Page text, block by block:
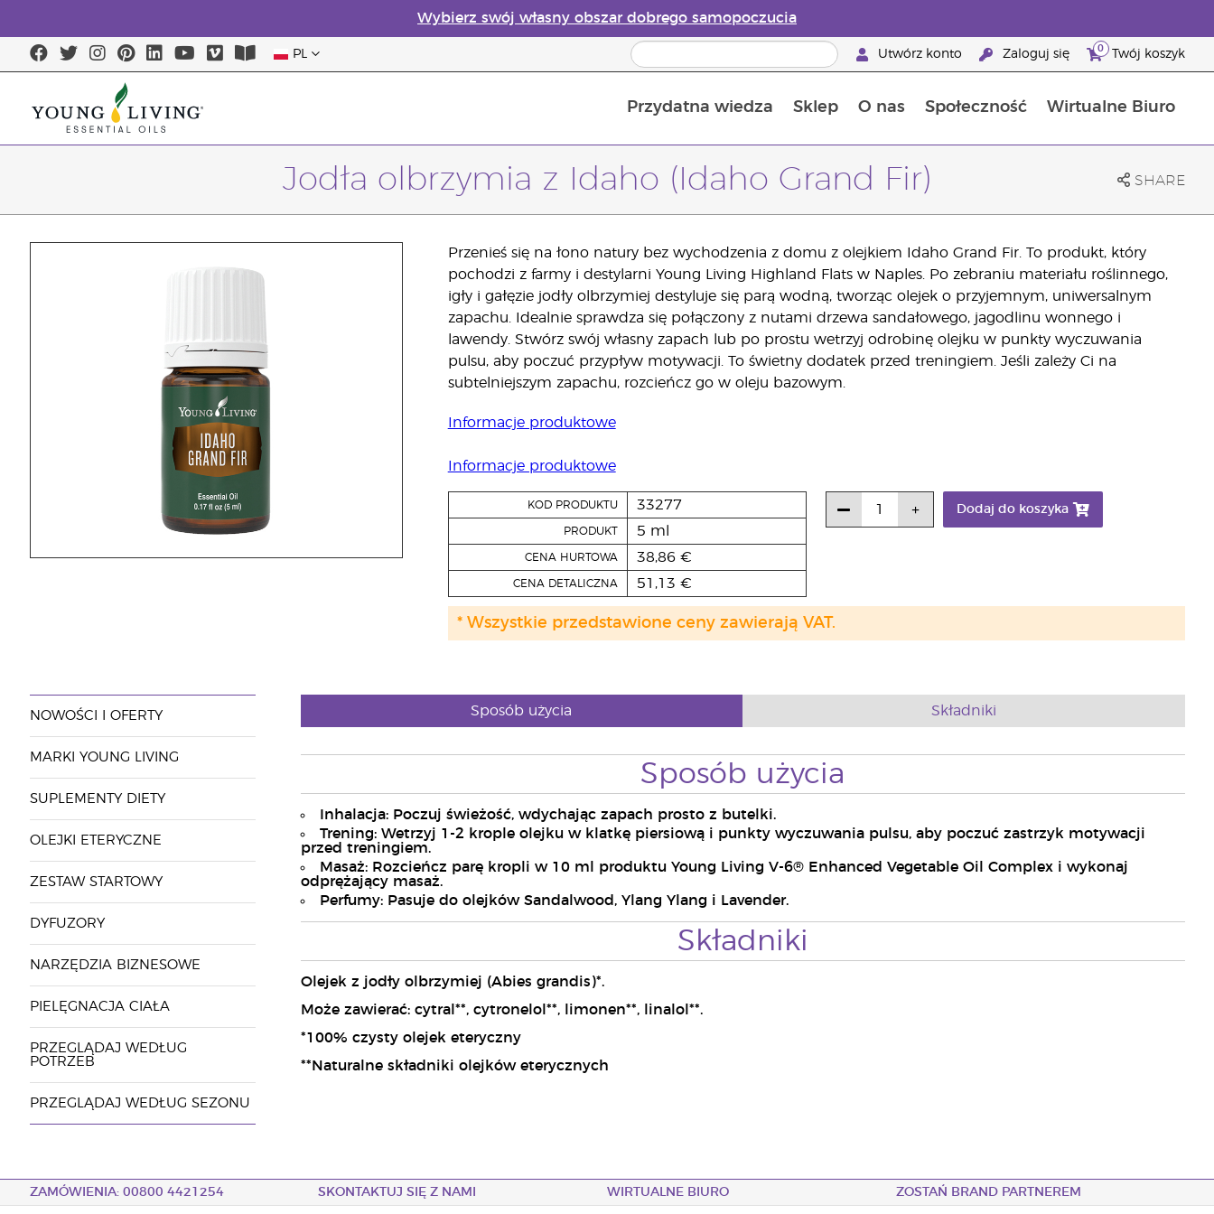
Wybierz swój własny obszar dobrego samopoczucia
PL Utwórz konto Zaloguj się 0 Twój koszyk
Przydatna wiedza Sklep O nas Społeczność Wirtualne Biuro
Jodła olbrzymia z Idaho (Idaho Grand Fir) SHARE
Przenieś się na łono natury bez wychodzenia z domu z olejkiem Idaho Grand Fir. To produkt, który
pochodzi z farmy i destylarni Young Living Highland Flats w Naples. Po zebraniu materiału roślinnego,
igły i gałęzie jodły olbrzymiej destyluje się parą wodną, tworząc olejek o przyjemnym, uniwersalnym
zapachu. Idealnie sprawdza się połączony z nutami drzewa sandałowego, jagodlinu wonnego i
lawendy. Stwórz swój własny zapach lub po prostu wetrzyj odrobinę olejku w punkty wyczuwania
pulsu, aby poczuć przypływ motywacji. To świetny dodatek przed treningiem. Jeśli zależy Ci na
subtelniejszym zapachu, rozcieńcz go w oleju bazowym.
Informacje produktowe
Informacje produktowe
KOD PRODUKTU 33277
PRODUKT 5 ml
CENA HURTOWA 38,86 €
CENA DETALICZNA 51,13 €
Dodaj do koszyka
* Wszystkie przedstawione ceny zawierają VAT.
NOWOŚCI I OFERTY
MARKI YOUNG LIVING
SUPLEMENTY DIETY
OLEJKI ETERYCZNE
ZESTAW STARTOWY
DYFUZORY
NARZĘDZIA BIZNESOWE
PIELĘGNACJA CIAŁA
PRZEGLĄDAJ WEDŁUG
POTRZEB
PRZEGLĄDAJ WEDŁUG SEZONU
Sposób użycia Składniki
Sposób użycia
Inhalacja: Poczuj świeżość, wdychając zapach prosto z butelki.
Trening: Wetrzyj 1-2 krople olejku w klatkę piersiową i punkty wyczuwania pulsu, aby poczuć zastrzyk motywacji
przed treningiem.
Masaż: Rozcieńcz parę kropli w 10 ml produktu Young Living V-6® Enhanced Vegetable Oil Complex i wykonaj
odprężający masaż.
Perfumy: Pasuje do olejków Sandalwood, Ylang Ylang i Lavender.
Składniki
Olejek z jodły olbrzymiej (Abies grandis)*.
Może zawierać: cytral**, cytronelol**, limonen**, linalol**.
*100% czysty olejek eteryczny
**Naturalne składniki olejków eterycznych
ZAMÓWIENIA: 00800 4421254 SKONTAKTUJ SIĘ Z NAMI WIRTUALNE BIURO ZOSTAŃ BRAND PARTNEREM